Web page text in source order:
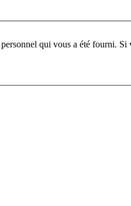
Pour participer à ce forum, vous devez